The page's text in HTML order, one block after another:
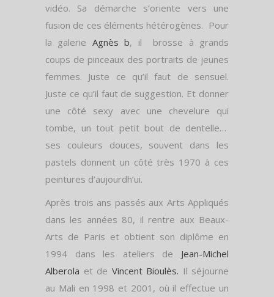
vidéo. Sa démarche s’oriente vers une
fusion de ces éléments hétérogènes. Pour
la galerie Agnès b, il brosse à grands
coups de pinceaux des portraits de jeunes
femmes. Juste ce qu’il faut de sensuel.
Juste ce qu’il faut de suggestion. Et donner
une côté sexy avec une chevelure qui
tombe, un tout petit bout de dentelle…
ses couleurs douces, souvent dans les
pastels donnent un côté très 1970 à ces
peintures d’aujourdh’ui.
Après trois ans passés aux Arts Appliqués
dans les années 80, il rentre aux Beaux-
Arts de Paris et obtient son diplôme en
1994 dans les ateliers de Jean-Michel
Alberola et de Vincent Bioulès. Il séjourne
au Mali en 1998 et 2001, où il effectue un